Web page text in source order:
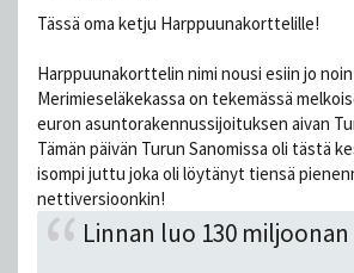
Tässä oma ketju Harppuunakorttelille!
Harppuunakorttelin nimi nousi esiin jo
Merimieseläkekassa on tekemässä
euron asuntorakennussijoituksen aivan
Tämän päivän Turun Sanomissa oli tästä
isompi juttu joka oli löytänyt tiensä
nettiversioonkin!
Linnan luo 130